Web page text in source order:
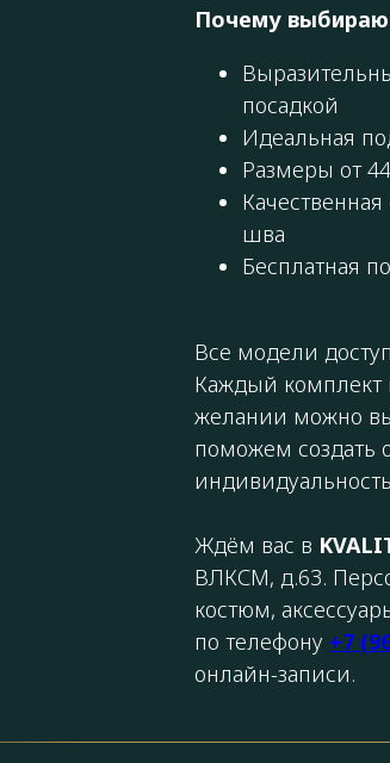
Почему
посадкой
Идеальная
Размеры от
шва
Бесплатная
Все модели
Каждый комплект
желании можно
поможем создать
Ждём вас в
ВЛКСМ, д.63.
костюм,
по телефону +7
онлайн-записи.